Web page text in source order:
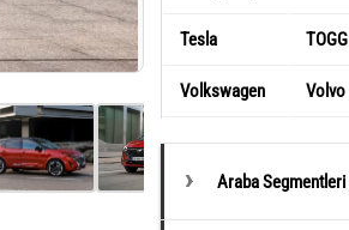
Tesla TOGG
Volkswagen Volvo
Araba Segmentleri